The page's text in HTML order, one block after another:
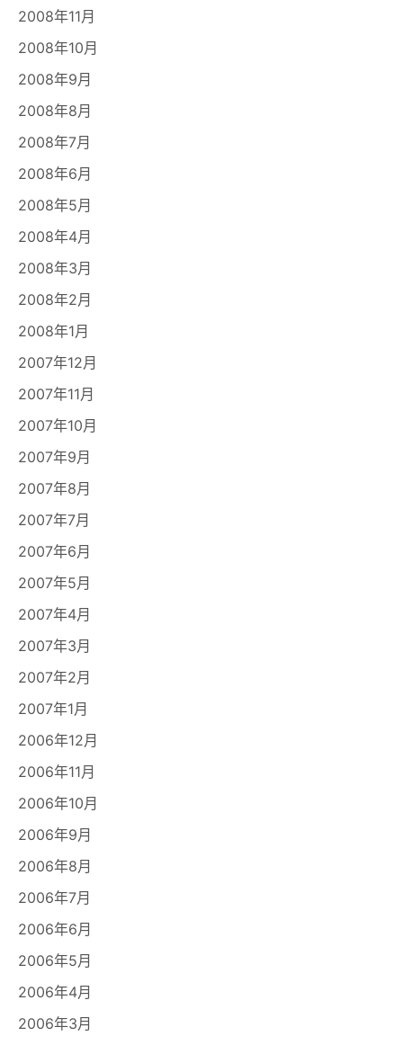
2008年11月
2008年10月
2008年9月
2008年8月
2008年7月
2008年6月
2008年5月
2008年4月
2008年3月
2008年2月
2008年1月
2007年12月
2007年11月
2007年10月
2007年9月
2007年8月
2007年7月
2007年6月
2007年5月
2007年4月
2007年3月
2007年2月
2007年1月
2006年12月
2006年11月
2006年10月
2006年9月
2006年8月
2006年7月
2006年6月
2006年5月
2006年4月
2006年3月